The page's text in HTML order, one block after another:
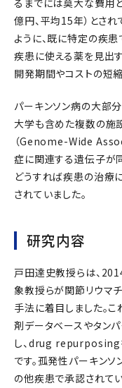
るまでには莫大な費用
億円、平均15年）とさ
ように、既に特定の疾
疾患に使える薬を見出
開発期間やコストの短
パーキンソン病の大部
大学も含めた複数の施
（Genome-Wide
症に関連する遺伝子が
どうすれば疾患の治療
されていました。
研究内容
戸田達史教授らは、
象教授らが関節リウマ
手法に着目しました。こ
剤データベースやタン
し、drug repurposing
です。孤発性パーキン
の他疾患で承認されて